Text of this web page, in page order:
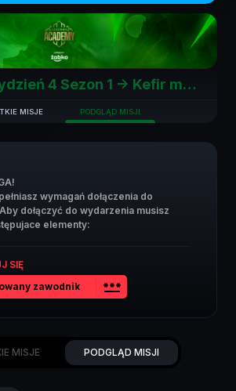
4 Sezon 1 -> Kefir mocy
MISJE PODGLĄD MISJI
wymagań dołączenia do
dołączyć do wydarzenia musisz
elementy:
SIĘ
zawodnik
password
MISJE PODGLĄD MISJI